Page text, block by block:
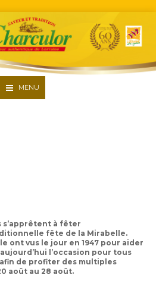
MENU
s’apprêtent à fêter
fête de la Mirabelle.
ont vus le jour en 1947 pour aider
l’occasion pour tous
de profiter des multiples
août au 28 août.